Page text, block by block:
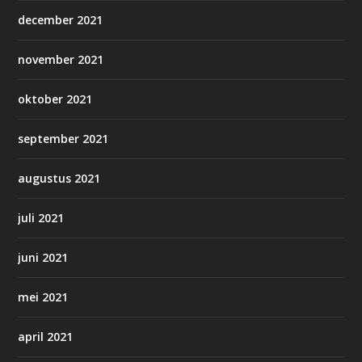
december 2021
november 2021
oktober 2021
september 2021
augustus 2021
juli 2021
juni 2021
mei 2021
april 2021